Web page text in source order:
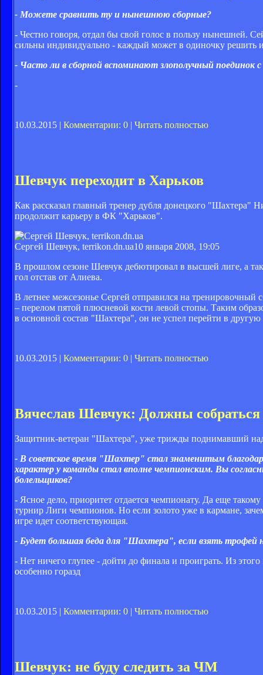
- Можете сравнить ту и нынешнюю сборные?
- Честно говоря, отдал бы свой голос в пользу нынешней.
сильны индивидуально - каждый может в одиночку решить
- Часто ли в сборной вспоминают злополучный поединок
-
10.03.2015 | Комментарии: 0 | Читать полностью
Шевчук переходит в Харьков
Как рассказал главный тренер дубля донецкого
продолжит карьеру в ФК "Харьков".
Сергей Шевчук, terrikon.dn.ua10 января 2008, 19:05
В прошлом сезоне Шевчук дебютировал в высшей лиге, а
гол отстав от Алиева.
В летнее межсезонье Сергей отправился на
– перелом пятой плюсневой кости левой стопы. Таким
в основной состав "Шахтера", он не успел перейти в другую
10.03.2015 | Комментарии: 0 | Читать полностью
Вячеслав Шевчук: Должны собраться
Защитник-ветеран "Шахтера", уже трижды поднимавший над
- В советское время "Шахтер" стал знаменитым
характер у команды стал вполне чемпионским. Вы
болельщиков?
- Ясное дело, приоритет отдается чемпионату. Да еще
турнир Лиги чемпионов. Но если золото уже в кармане,
игре идет соответствующая.
- Будет большая беда для "Шахтера", если взять трофей
- Нет ничего глупее - дойти до финала и проиграть. Из
особенно горазд
10.03.2015 | Комментарии: 0 | Читать полностью
Шевчук: не буду следить за ЧМ